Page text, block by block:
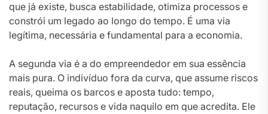
que já existe, busca estabilidade, otimiza processos e
constrói um legado ao longo do tempo. É uma via
legítima, necessária e fundamental para a economia.
A segunda via é a do empreendedor em sua essência
mais pura. O indivíduo fora da curva, que assume riscos
reais, queima os barcos e aposta tudo: tempo,
reputação, recursos e vida naquilo em que acredita. Ele